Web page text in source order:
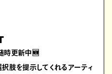
時更新中🆕
肢を提示してくれるアーティ